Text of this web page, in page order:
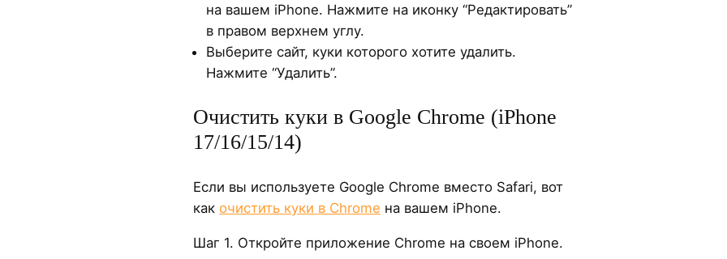
на вашем iPhone. Нажмите на иконку “Редактировать”
в правом верхнем углу.
Выберите сайт, куки которого хотите удалить.
Нажмите “Удалить”.
Очистить куки в Google Chrome (iPhone
17/16/15/14)
Если вы используете Google Chrome вместо Safari, вот
как очистить куки в Chrome на вашем iPhone.
Шаг 1. Откройте приложение Chrome на своем iPhone.